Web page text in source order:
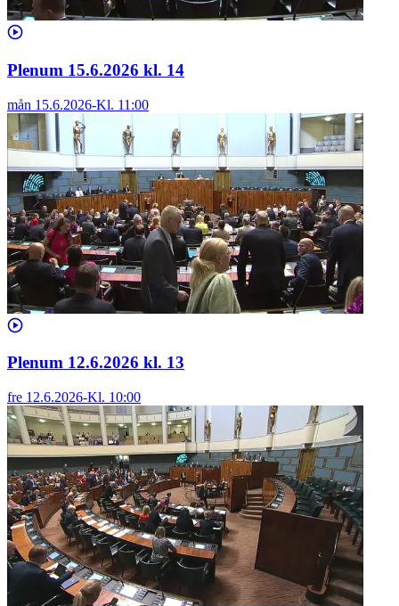
Plenum 15.6.2026 kl. 14
mån 15.6.2026-Kl. 11:00
Plenum 12.6.2026 kl. 13
fre 12.6.2026-Kl. 10:00